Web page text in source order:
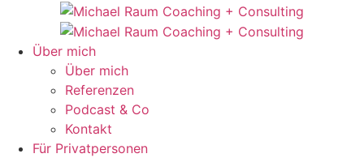
springenÜber mich
Über mich
Referenzen
Podcast & Co
Kontakt
Für Privatpersonen